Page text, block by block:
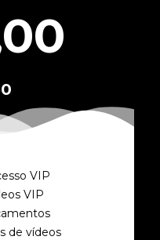
VIP
VIP
de vídeos